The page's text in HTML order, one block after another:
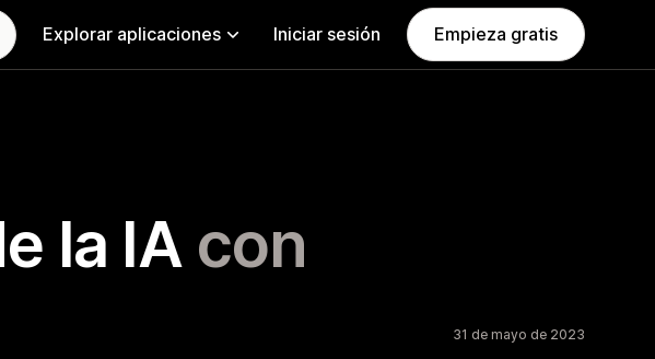
Explorar aplicaciones Iniciar sesión Empieza gratis
la IA con
31 de mayo de 2023